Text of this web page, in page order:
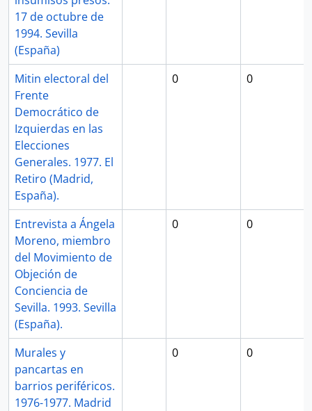
17 de octubre de
1994. Sevilla
(España)
Mitin electoral del
Frente
Democrático de
Izquierdas en las
Elecciones
Generales. 1977. El
Retiro (Madrid,
España).
0 0
Entrevista a Ángela
Moreno, miembro
del Movimiento de
Objeción de
Conciencia de
Sevilla. 1993. Sevilla
(España).
0 0
Murales y
pancartas en
barrios periféricos.
1976-1977. Madrid
0 0